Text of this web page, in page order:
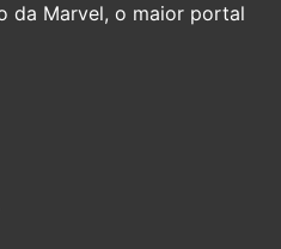
da Marvel, o maior portal